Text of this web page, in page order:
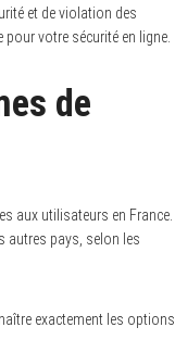
et de violation des
votre sécurité en ligne.
de
aux utilisateurs en France.
autres pays, selon les
exactement les options